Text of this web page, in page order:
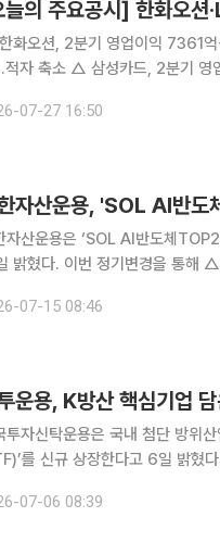
의 주요공시] 한화오션
오션, 2분기 영업이익 7361억원…전년 대비
, 2분기 영업이익 2086억원…전년 대비 4% 증가 △ 엠아이텍,
△ 셀트리온, 2분기 영업이익 45
07-27 16:50
자산운용, 'SOL AI반도
자산운용은 ‘SOL AI반도체
밝혔다. 이번 정기변경을 통
히트 상품 중 하나인 ‘SOL AI반
07-15 08:46
운용, K방산 핵심기업
투자신탁운용은 국내 첨단 방위
신규 상장한다고 6일 밝혔다. 7일 상장되는 ACE K방산TOP5+ ETF는 K-방산 수
지수’다. 해당 지수는 국내
07-06 08:39